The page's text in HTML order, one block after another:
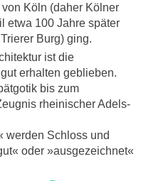
Köln (daher Kölner
etwa 100 Jahre später
Burg) ging.
ist die
erhalten geblieben.
bis zum
rheinischer Adels-
werden Schloss und
oder »ausgezeichnet«